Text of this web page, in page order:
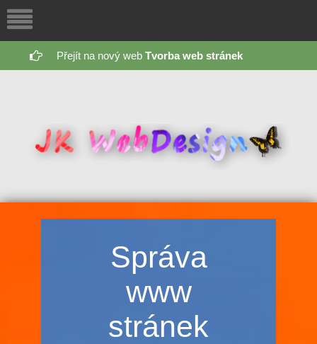
Přejít na nový webTvorba web stránek
Správa
www
stránek